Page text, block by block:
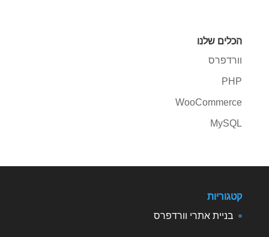
הכלים שלנו
וורדפרס
PHP
WooCommerce
MySQL
קטגוריות
בניית אתרי וורדפרס